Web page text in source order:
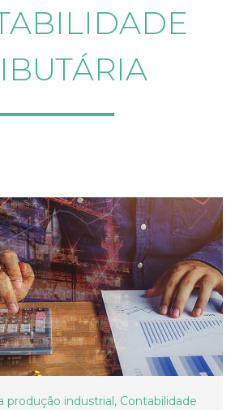
produção industrial , Contabilidade